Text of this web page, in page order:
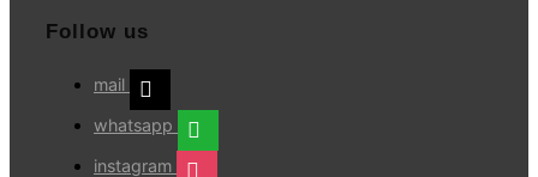
Follow us
mail
whatsapp
instagram